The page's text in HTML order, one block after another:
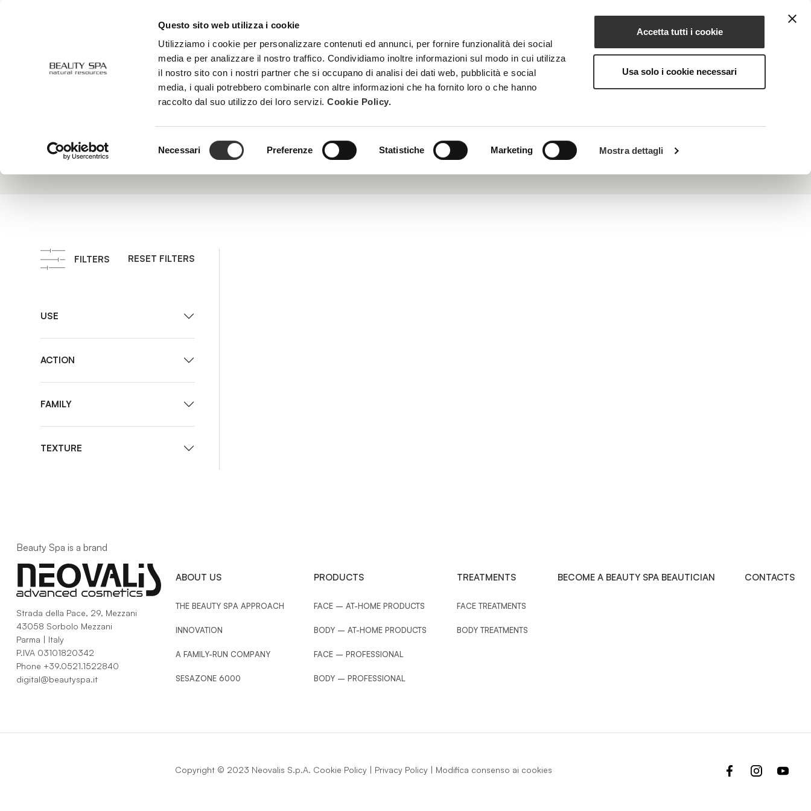
Questo sito web utilizza i cookie
Utilizziamo i cookie per personalizzare contenuti ed annunci, per fornire funzionalità dei social
media e per analizzare il nostro traffico. Condividiamo inoltre informazioni sul modo in cui utilizza
il nostro sito con i nostri partner che si occupano di analisi dei dati web, pubblicità e social
media, i quali potrebbero combinarle con altre informazioni che ha fornito loro o che hanno
raccolto dal suo utilizzo dei loro servizi.Cookie Policy.
del
Necessari Preferenze Statistiche Marketing Mostra dettagli
Accetta tutti i cookie
Usa solo i cookie necessari
CONTACTS
It is a Japanese superabsorbent polymer, which retains very high percentages of water and glycols in its lattice,
releasing them during the massage, thus providing freshness. It deeply moisturizes, improves expression lines and
FILTERS RESET FILTERS
USE
ACTION
FAMILY
TEXTURE
Beauty Spa is a brand
Strada della Pace, 29, Mezzani
43058 Sorbolo Mezzani
Parma | Italy
P.IVA 03101820342
Phone +39.0521.1522840
digital@beautyspa.it
ABOUT US
THE BEAUTY SPA APPROACH
INNOVATION
A FAMILY-RUN COMPANY
SESAZONE 6000
PRODUCTS
FACE – AT-HOME PRODUCTS
BODY – AT-HOME PRODUCTS
FACE – PROFESSIONAL
BODY – PROFESSIONAL
TREATMENTS
FACE TREATMENTS
BODY TREATMENTS
BECOME A BEAUTY SPA BEAUTICIAN CONTACTS
Copyright © 2023 Neovalis S.p.A. Cookie Policy| Privacy Policy| Modifica consenso ai cookies facebookinstagram